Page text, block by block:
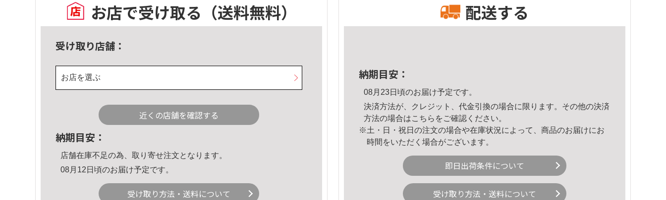
お店で受け取る （送料無料）
受け取り店舗：
お店を選ぶ
近くの店舗を確認する
納期目安：
店舗在庫不足の為、取り寄せ注文となります。
08月12日頃のお届け予定です。
受け取り方法・送料について
配送する
納期目安：
08月23日頃のお届け予定です。
決済方法が、クレジット、代金引換の場合に限ります。その他の決済
方法の場合はこちら をご確認ください。
※土・日・祝日の注文の場合や在庫状況によって、商品のお届けにお
時間をいただく場合がございます。
即日出荷条件について
受け取り方法・送料について